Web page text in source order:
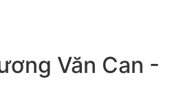
Văn Can -